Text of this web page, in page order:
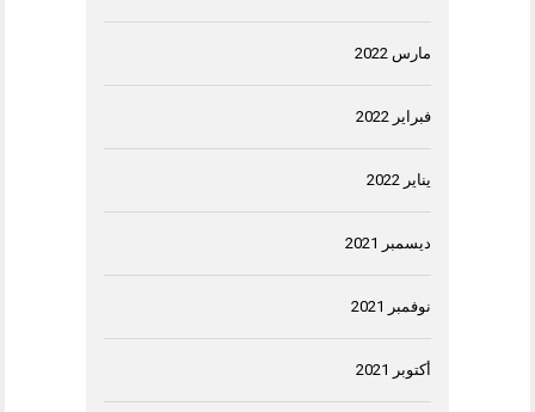
مارس 2022
فبراير 2022
يناير 2022
ديسمبر 2021
نوفمبر 2021
أكتوبر 2021